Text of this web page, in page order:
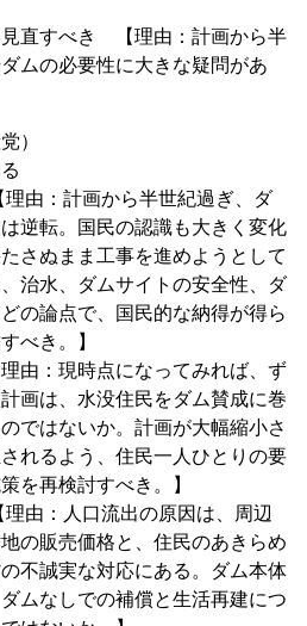
直すべき 【理由：計画から半
ムの必要性に大きな疑問があ
）
：計画から半世紀過ぎ、ダ
逆転。国民の認識も大きく変化
さぬまま工事を進めようとして
治水、ダムサイトの安全性、ダ
の論点で、国民的な納得が得ら
べき。】
：現時点になってみれば、ず
画は、水没住民をダム賛成に巻
ではないか。計画が大幅縮小さ
れるよう、住民一人ひとりの要
を再検討すべき。】
：人口流出の原因は、周辺
の販売価格と、住民のあきらめ
不誠実な対応にある。ダム本体
ムなしでの補償と生活再建につ